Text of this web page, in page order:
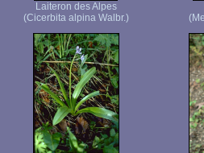
Laiteron des Alpes
(Cicerbita alpina Walbr.)